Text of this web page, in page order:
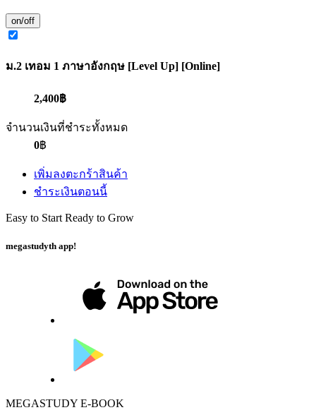
on/off
ม.2 เทอม 1 ภาษาอังกฤษ [Level Up] [Online]
2,400฿
จำนวนเงินที่ชำระทั้งหมด
0฿
เพิ่มลงตะกร้าสินค้า
ชำระเงินตอนนี้
Easy to Start Ready to Grow
megastudyth app!
MEGASTUDY E-BOOK